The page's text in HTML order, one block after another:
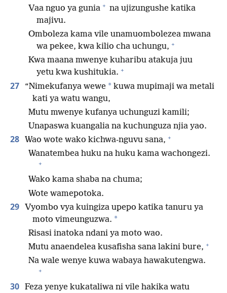
Vaa nguo ya gunia + na ujizungushe katika
majivu.
Omboleza kama vile unamuombolezea mwana
wa pekee, kwa kilio cha uchungu, +
Kwa maana mwenye kuharibu atakuja juu
yetu kwa kushitukia. +
27 “Nimekufanya wewe * kuwa mupimaji wa metali
kati ya watu wangu,
Mutu mwenye kufanya uchunguzi kamili;
Unapaswa kuangalia na kuchunguza njia yao.
28 Wao wote wako kichwa-nguvu sana, +
Wanatembea huku na huku kama wachongezi.
+
Wako kama shaba na chuma;
Wote wamepotoka.
29 Vyombo vya kuingiza upepo katika tanuru ya
moto vimeunguzwa. *
Risasi inatoka ndani ya moto wao.
Mutu anaendelea kusafisha sana lakini bure, +
Na wale wenye kuwa wabaya hawakutengwa.
+
30 Feza yenye kukataliwa ni vile hakika watu